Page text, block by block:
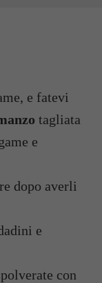
e fatevi
tagliata
e
dopo averli
e
con